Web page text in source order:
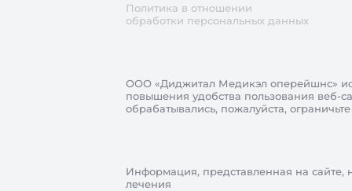
Политика в отношении
обработки персональных данных
ООО «Диджитал Медикэл оперейшнс»
повышения удобства пользования веб-
обрабатывались, пожалуйста,
Информация, представленная на сайте,
лечения